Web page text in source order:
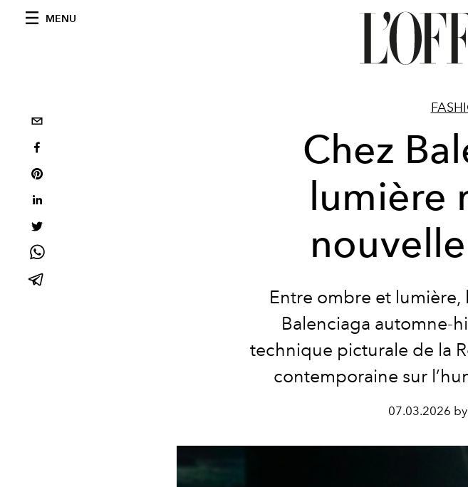
MENU
Chez
lumière
Entre ombre et lumière,
Balenciaga automne-
technique picturale de la
contemporaine sur
07.03.2026